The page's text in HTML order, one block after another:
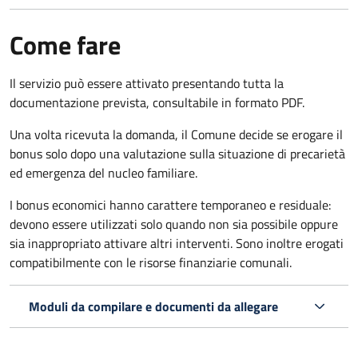
Come fare
Il servizio può essere attivato presentando tutta la
documentazione prevista, consultabile in formato PDF.
Una volta ricevuta la domanda, il Comune decide se erogare il
bonus solo dopo una valutazione sulla situazione di precarietà
ed emergenza del nucleo familiare.
I bonus economici hanno carattere temporaneo e residuale:
devono essere utilizzati solo quando non sia possibile oppure
sia inappropriato attivare altri interventi. Sono inoltre erogati
compatibilmente con le risorse finanziarie comunali.
Moduli da compilare e documenti da allegare